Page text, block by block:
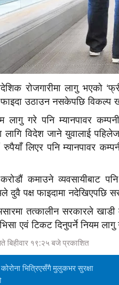
रोजगारीमा लागु भएको
फाइदा उठाउन नसकेपछि
लागु गरे पनि म्यानपावर
विदेश जाने युवालाई
रुपैयाँ लिएर पनि म्यानपावर
करोडौं कमाउने
दुवै पक्ष फाइदामा नदेखिएपछि
तत्कालीन सरकारले खाडी
एवं टिकट दिनुपर्ने नियम लागु
बिहीवार १९:२५ बजे प्रकाशित
भित्रिएसँगै मुलुकभर सुरक्षा